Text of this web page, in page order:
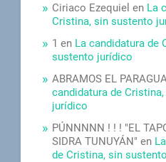
Ciriaco Ezequiel en La
Cristina, sin sustento
1 en La candidatura de
sustento jurídico
ABRAMOS EL
candidatura de
jurídico
PÚNNNNN ! ! ! "EL
SIDRA TUNUYÁN" en
de Cristina, sin